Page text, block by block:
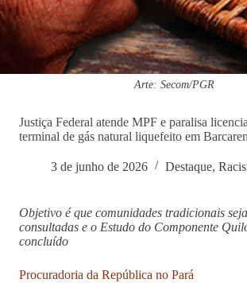
Arte: Secom/PGR
Justiça Federal atende MPF e paralisa
terminal de gás natural liquefeito em
3 de junho de 2026 Destaque,
Objetivo é que comunidades tradicionais
consultadas e o Estudo do Componente
concluído
Procuradoria da República no Pará